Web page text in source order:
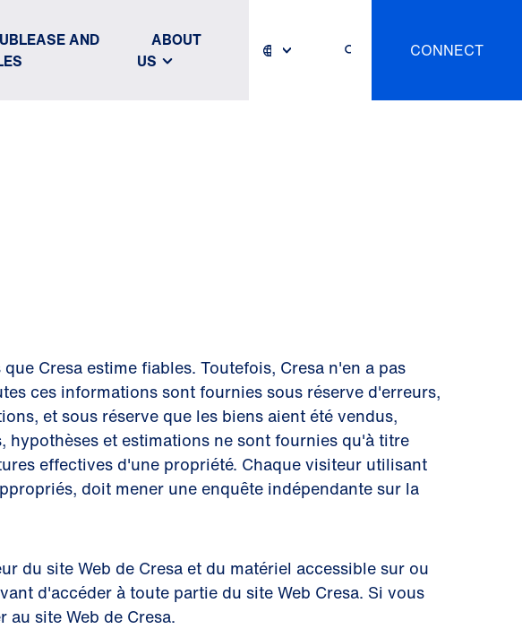
AND
ABOUT
US
CONNECT
Cresa estime fiables. Toutefois, Cresa n'en a pas
ces informations sont fournies sous réserve d'erreurs,
et sous réserve que les biens aient été vendus,
et estimations ne sont fournies qu'à titre
effectives d'une propriété. Chaque visiteur utilisant
doit mener une enquête indépendante sur la
du site Web de Cresa et du matériel accessible sur ou
d'accéder à toute partie du site Web Cresa. Si vous
site Web de Cresa.